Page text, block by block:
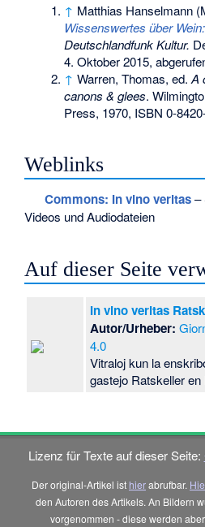
↑ Matthias Hanselmann
Wissenswertes über
Deutschlandfunk Kultur.
4. Oktober 2015,
↑ Warren, Thomas, ed.A
canons & glees.
Press, 1970, ISBN 0-
Weblinks
Commons: In vino veritas–
Videos und Audiodateien
Auf dieser Seite
In vino veritas
Autor/Urheber:
4.0
Vitraloj kun la
gastejo Ratskeller
Lizenz für Texte auf dieser Seite:
Der original-Artikel ist hierabrufbar.
den Autoren des Artikels. An Bildern
vorgenommen - diese werden